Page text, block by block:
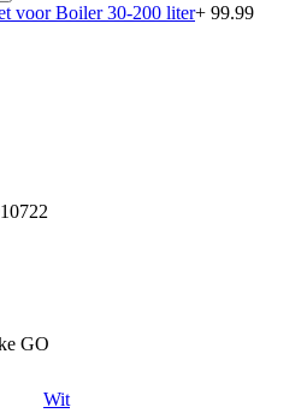
voor Boiler 30-200 liter+ 99.99
GO
Wit